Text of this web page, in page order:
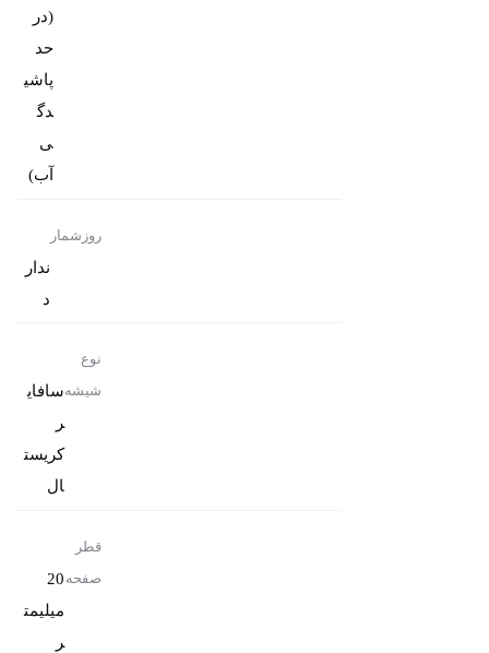
(در
حد
پاشی
دگ
ی
آب)
روزشمار
ندار
د
نوع
شیشهسافای
ر
کریست
ال
قطر
صفحه 20
میلیمت
ر